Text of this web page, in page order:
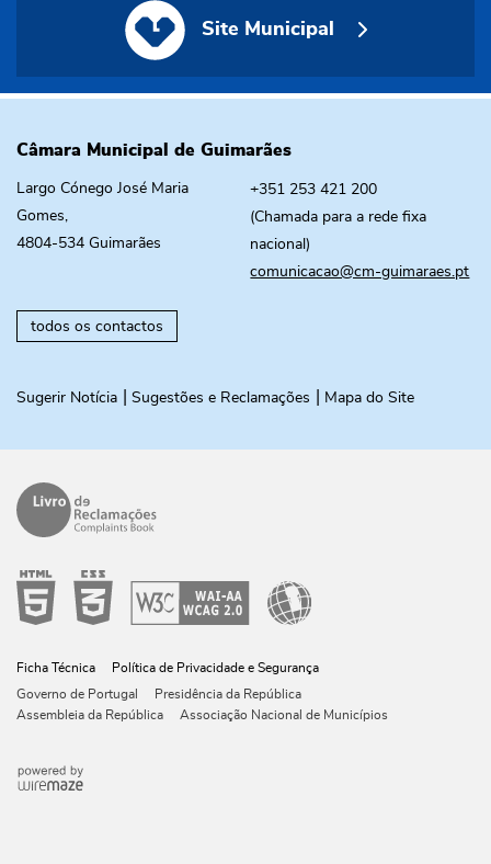
Site Municipal
Câmara Municipal de Guimarães
Largo Cónego José Maria
Gomes,
4804-534 Guimarães
+351 253 421 200
(Chamada para a rede fixa
nacional)
comunicacao@cm-guimaraes.pt
todos os contactos
Sugerir Notícia Sugestões e Reclamações Mapa do Site
Ficha Técnica
Política de Privacidade e Segurança
Governo de Portugal
Presidência da República
Assembleia da República
Associação Nacional de Municípios